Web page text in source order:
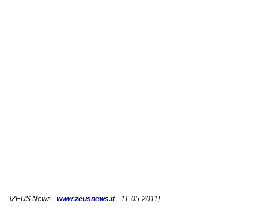
[ZEUS News - www.zeusnews.it- 11-05-2011]